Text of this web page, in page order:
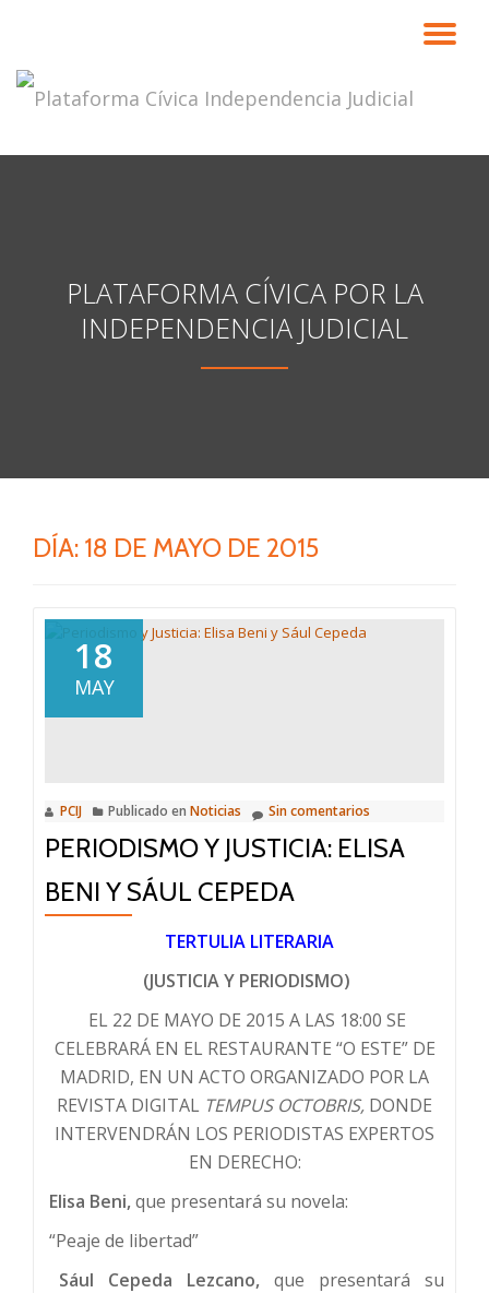
contenido
PLATAFORMA CÍVICA POR LA
INDEPENDENCIA JUDICIAL
DÍA: 18 DE MAYO DE 2015
18
MAY
PCIJ Publicado en Noticias Sin comentarios
PERIODISMO Y JUSTICIA: ELISA
BENI Y SÁUL CEPEDA
TERTULIA LITERARIA
(JUSTICIA Y PERIODISMO)
EL 22 DE MAYO DE 2015 A LAS 18:00 SE
CELEBRARÁ EN EL RESTAURANTE “O ESTE” DE
MADRID, EN UN ACTO ORGANIZADO POR LA
REVISTA DIGITAL TEMPUS OCTOBRIS, DONDE
INTERVENDRÁN LOS PERIODISTAS EXPERTOS
EN DERECHO:
EIisa Beni,que presentará su novela:
“Peaje de libertad”
Sául Cepeda Lezcano, que presentará su